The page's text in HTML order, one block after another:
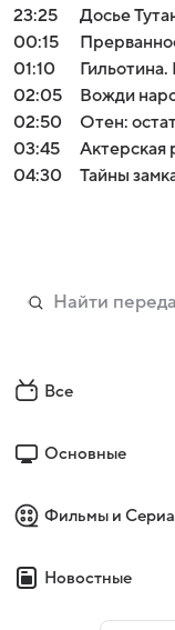
23:25
Досье
00:15
01:10
02:05
Вожди
02:50
Отен:
03:45
04:30
Тайны
Все
Основные
Фильмы и
Новостные